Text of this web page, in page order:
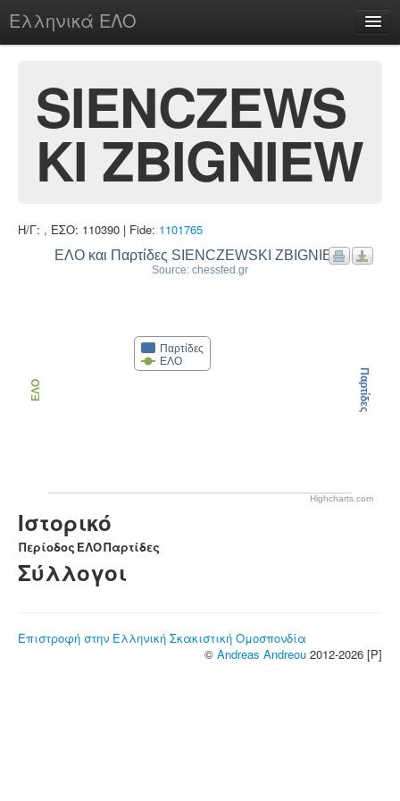
Ελληνικά ΕΛΟ
chesstu.be @ discord
Login
SIENCZEWS
KI ZBIGNIEW
Η/Γ: , ΕΣΟ: 110390 | Fide: 1101765
ΕΛΟ και Παρτίδες SIENCZEWSKI ZBIGNIEW
Source: chessfed.gr
Παρτίδες
ΕΛΟ
ΕΛΟ Παρτίδες
Highcharts.com
Ιστορικό
Περίοδος ΕΛΟΠαρτίδες
Σύλλογοι
Επιστροφή στην Ελληνική Σκακιστική Ομοσπονδία
© Andreas Andreou 2012-2026 [P]